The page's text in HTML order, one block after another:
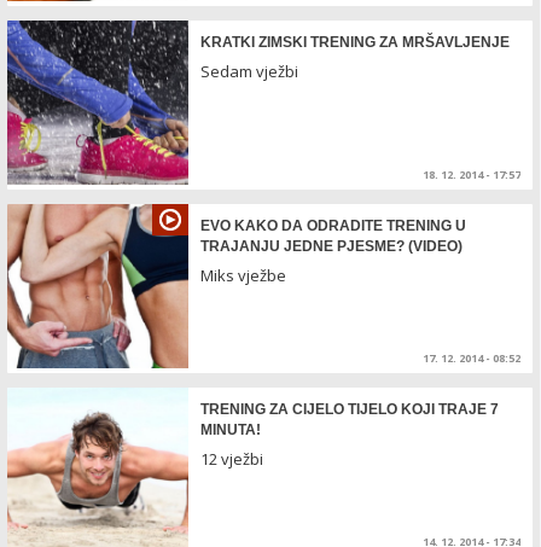
KRATKI ZIMSKI TRENING ZA MRŠAVLJENJE
Sedam vježbi
18. 12. 2014 - 17:57
EVO KAKO DA ODRADITE TRENING U
TRAJANJU JEDNE PJESME? (VIDEO)
Miks vježbe
17. 12. 2014 - 08:52
TRENING ZA CIJELO TIJELO KOJI TRAJE 7
MINUTA!
12 vježbi
14. 12. 2014 - 17:34